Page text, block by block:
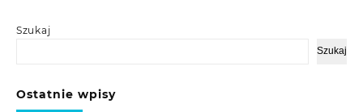
Szukaj
Szukaj
Ostatnie wpisy